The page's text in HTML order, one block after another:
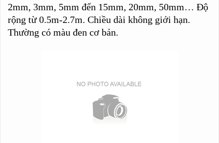
2mm, 3mm, 5mm đến 15mm, 20mm, 50mm… Độ
rộng từ 0.5m-2.7m. Chiều dài không giới hạn.
Thường có màu đen cơ bản.